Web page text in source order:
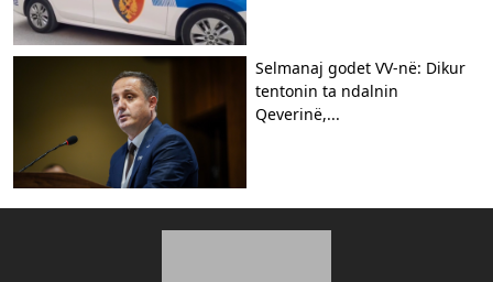
Selmanaj godet VV-në: Dikur
tentonin ta ndalnin
Qeverinë,...